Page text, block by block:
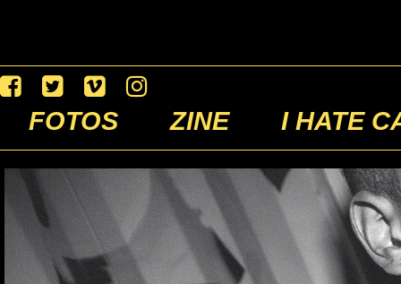
FOTOS ZINE I HATE